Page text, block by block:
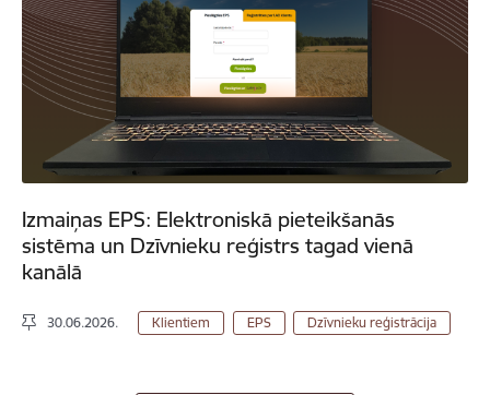
Izmaiņas EPS: Elektroniskā pieteikšanās
sistēma un Dzīvnieku reģistrs tagad vienā
kanālā
30.06.2026. Klientiem EPS Dzīvnieku reģistrācija